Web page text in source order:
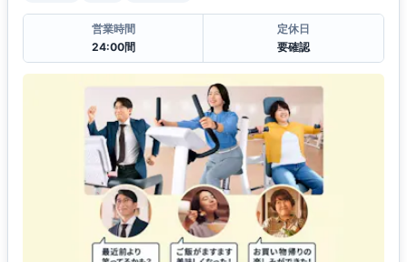
営業時間
24:00間
定休日
要確認